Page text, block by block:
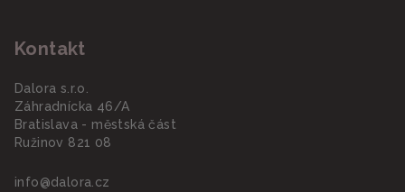
Kontakt
Dalora s.r.o.
Záhradnícka 46/A
Bratislava - městská část
Ružinov 821 08
info@dalora.cz